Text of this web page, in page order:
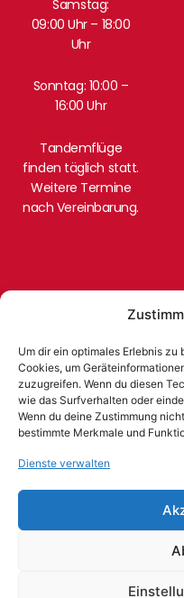
Um dir ein optimales Erlebnis
Cookies, um
zuzugreifen. Wenn du diesen
wie das Surfverhalten oder
Wenn du deine Zustimmung
bestimmte Merkmale und
Dienste verwalten
Samstag:
09:00 Uhr – 18:00
Uhr
Sonntag: 10:00 –
16:00 Uhr
Tandemflüge
finden täglich statt.
Weitere Termine
nach Vereinbarung.
© 2024
Datenschutz